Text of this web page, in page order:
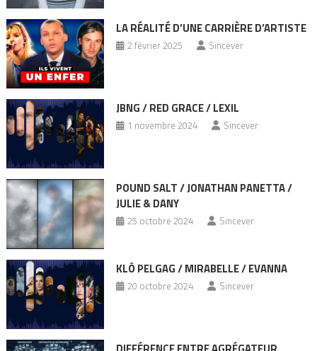
LA RÉALITÉ D’UNE CARRIÈRE D’ARTISTE
2 février 2025 Sincever
JBNG / RED GRACE / LEXIL
1 novembre 2024 Sincever
POUND SALT / JONATHAN PANETTA /
JULIE & DANY
25 octobre 2024 Sincever
KLÔ PELGAG / MIRABELLE / EVANNA
20 octobre 2024 Sincever